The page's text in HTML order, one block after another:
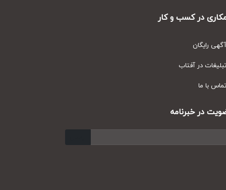
در کسب و کار
رایگان
در آفتاب
با ما
در خبرنامه